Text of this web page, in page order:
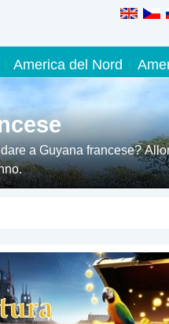
America del Nord
a Guyana francese?